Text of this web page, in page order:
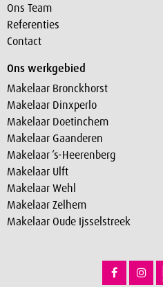
Ons Team
Referenties
Contact
Ons werkgebied
Makelaar Bronckhorst
Makelaar Dinxperlo
Makelaar Doetinchem
Makelaar Gaanderen
Makelaar ‘s-Heerenberg
Makelaar Ulft
Makelaar Wehl
Makelaar Zelhem
Makelaar Oude Ijsselstreek